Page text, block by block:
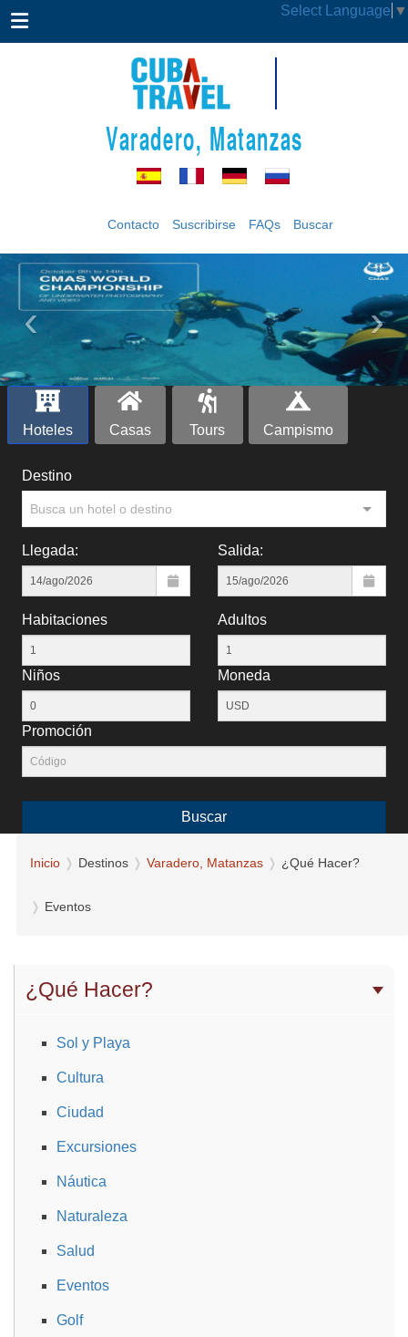
Select Language ▼
Varadero, Matanzas
Contacto Suscribirse FAQs Buscar
‹ ›
Hoteles Casas Tours Campismo
Destino
Busca un hotel o destino
Llegada: Salida:
Habitaciones Adultos
Niños Moneda
Promoción
Buscar
Inicio Destinos Varadero, Matanzas ¿Qué Hacer?
Eventos
¿Qué Hacer?
Sol y Playa
Cultura
Ciudad
Excursiones
Náutica
Naturaleza
Salud
Eventos
Golf